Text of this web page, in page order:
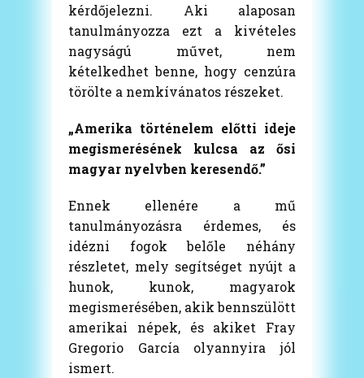
kérdőjelezni. Aki alaposan
tanulmányozza ezt a kivételes
nagyságú művet, nem
kételkedhet benne, hogy cenzúra
törölte a nemkívánatos részeket.
„Amerika történelem előtti ideje
megismerésének kulcsa az ősi
magyar nyelvben keresendő.”
Ennek ellenére a mű
tanulmányozásra érdemes, és
idézni fogok belőle néhány
részletet, mely segítséget nyújt a
hunok, kunok, magyarok
megismerésében, akik bennszülött
amerikai népek, és akiket Fray
Gregorio García olyannyira jól
ismert.